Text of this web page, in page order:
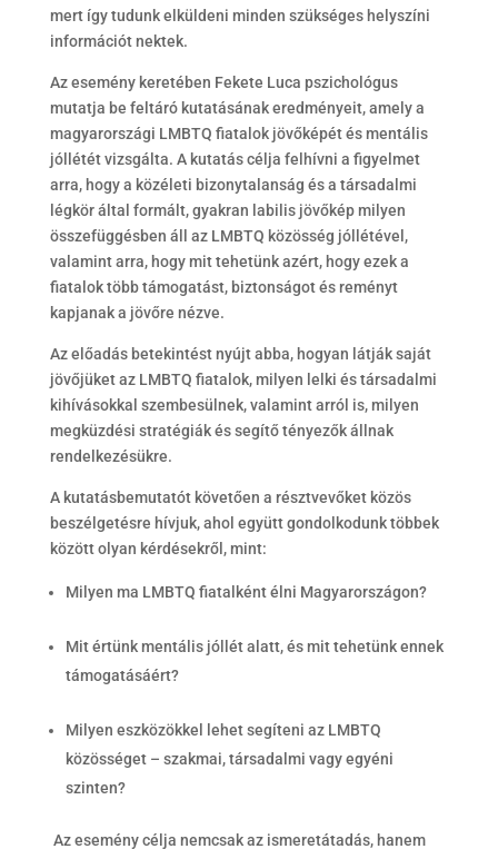
mert így tudunk elküldeni minden szükséges helyszíni
információt nektek.
Az esemény keretében Fekete Luca pszichológus
mutatja be feltáró kutatásának eredményeit, amely a
magyarországi LMBTQ fiatalok jövőképét és mentális
jóllétét vizsgálta. A kutatás célja felhívni a figyelmet
arra, hogy a közéleti bizonytalanság és a társadalmi
légkör által formált, gyakran labilis jövőkép milyen
összefüggésben áll az LMBTQ közösség jóllétével,
valamint arra, hogy mit tehetünk azért, hogy ezek a
fiatalok több támogatást, biztonságot és reményt
kapjanak a jövőre nézve.
Az előadás betekintést nyújt abba, hogyan látják saját
jövőjüket az LMBTQ fiatalok, milyen lelki és társadalmi
kihívásokkal szembesülnek, valamint arról is, milyen
megküzdési stratégiák és segítő tényezők állnak
rendelkezésükre.
A kutatásbemutatót követően a résztvevőket közös
beszélgetésre hívjuk, ahol együtt gondolkodunk többek
között olyan kérdésekről, mint:
Milyen ma LMBTQ fiatalként élni Magyarországon?
Mit értünk mentális jóllét alatt, és mit tehetünk ennek
támogatásáért?
Milyen eszközökkel lehet segíteni az LMBTQ
közösséget – szakmai, társadalmi vagy egyéni
szinten?
Az esemény célja nemcsak az ismeretátadás, hanem